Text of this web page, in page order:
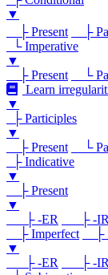
▼
├ Present
├
└ Imperative
▼
├ Present
└
Learn
▼
├ Participles
▼
├ Present
└
├ Indicative
▼
├ Present
▼
├ -ER
├ -IR
├ Imperfect
├
▼
├ -ER
├ -IR